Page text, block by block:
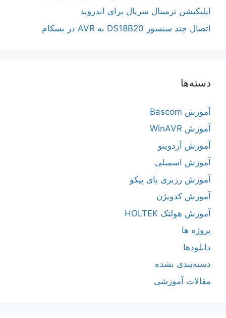
اپلیکیشن ترمینال سریال برای اندروید
اتصال چند سنسور DS18B20 به AVR در بسکام
دسته‌ها
آموزش Bascom
آموزش WinAVR
آموزش آردوینو
آموزش اسمبلی
آموزش رزبری پای پیکو
آموزش کدویژن
آموزش هولتک HOLTEK
پروژه ها
دانلودها
دسته‌بندی نشده
مقالات آموزشی